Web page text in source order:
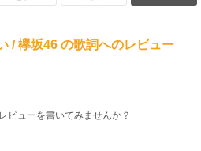
/ 欅坂46 の歌詞へのレビュー
ビューを書いてみませんか？